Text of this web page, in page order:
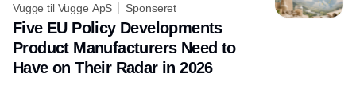
Vugge til Vugge ApS Sponseret
Five EU Policy Developments
Product Manufacturers Need to
Have on Their Radar in 2026